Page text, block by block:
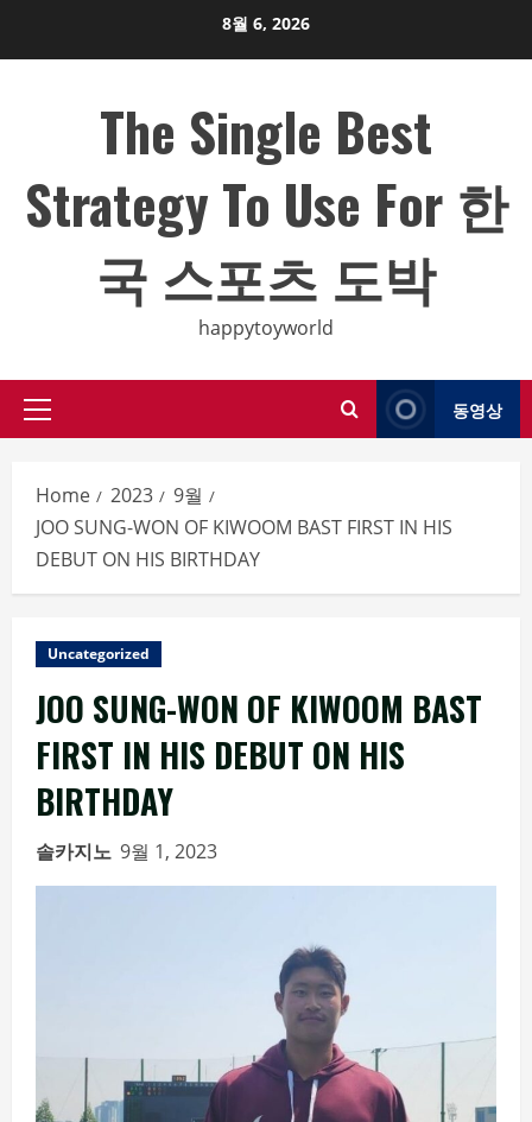
8월 6, 2026
The Single Best
Strategy To Use For 한
국 스포츠 도박
happytoyworld
Primary
동영상
Home 2023
9월
JOO SUNG-WON OF KIWOOM BAST FIRST IN HIS
DEBUT ON HIS BIRTHDAY
Uncategorized
JOO SUNG-WON OF KIWOOM BAST
FIRST IN HIS DEBUT ON HIS
BIRTHDAY
솔카지노 9월 1, 2023